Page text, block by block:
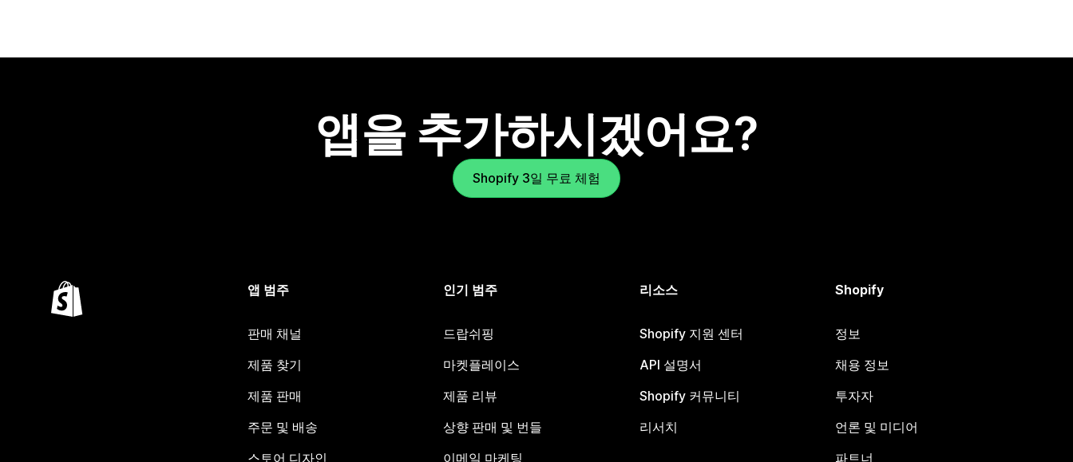
앱을 추가하시겠어요?
Shopify 3일 무료 체험
앱 범주
판매 채널
제품 찾기
제품 판매
주문 및 배송
스토어 디자인
인기 범주
드랍쉬핑
마켓플레이스
제품 리뷰
상향 판매 및 번들
이메일 마케팅
리소스
Shopify 지원 센터
API 설명서
Shopify 커뮤니티
리서치
Shopify
정보
채용 정보
투자자
언론 및 미디어
파트너